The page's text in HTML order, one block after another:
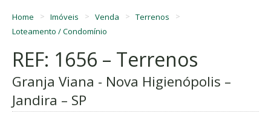
Home Imóveis Venda
Terrenos
Loteamento / Condomínio
REF: 1656 – Terrenos
Granja Viana - Nova Higienópolis –
Jandira – SP